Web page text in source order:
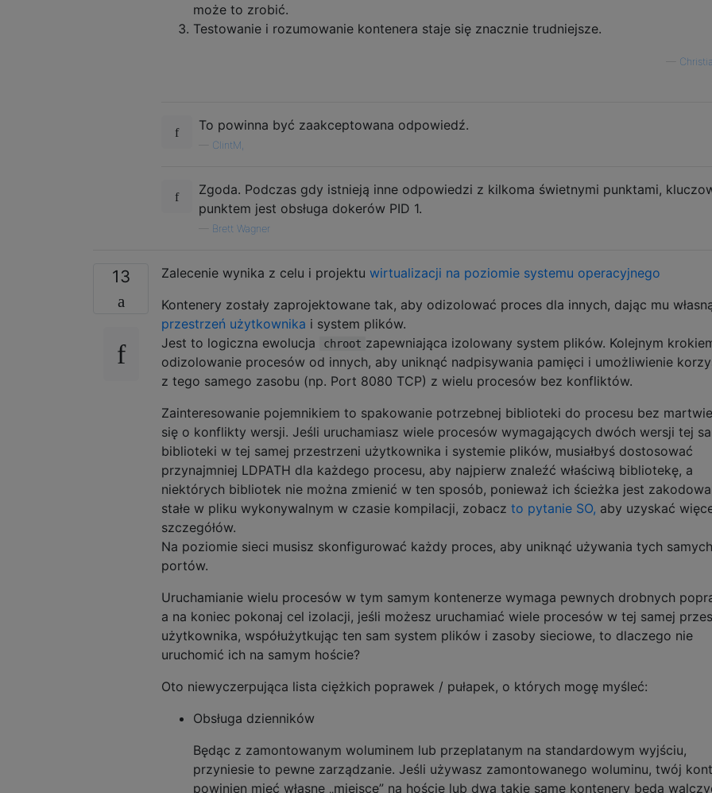
może to zrobić.
Testowanie i rozumowanie kontenera staje się znacznie trudniejsze.
To powinna być zaakceptowana odpowiedź.
ClintM,
Zgoda. Podczas gdy istnieją inne odpowiedzi z kilkoma świetnymi punktami,
punktem jest obsługa dokerów PID 1.
Brett Wagner
13 Zalecenie wynika z celu i projektu wirtualizacji na poziomie systemu operacyjnego
Kontenery zostały zaprojektowane tak, aby odizolować proces dla innych, dając mu
przestrzeń użytkownika i system plików.
Jest to logiczna ewolucja
chroot zapewniająca izolowany system plików. Kolejnym
odizolowanie procesów od innych, aby uniknąć nadpisywania pamięci i umożliwienie
z tego samego zasobu (np. Port 8080 TCP) z wielu procesów bez konfliktów.
Zainteresowanie pojemnikiem to spakowanie potrzebnej biblioteki do procesu bez
się o konflikty wersji. Jeśli uruchamiasz wiele procesów wymagających dwóch wersji tej
biblioteki w tej samej przestrzeni użytkownika i systemie plików, musiałbyś dostosować
przynajmniej LDPATH dla każdego procesu, aby najpierw znaleźć właściwą bibliotekę, a
niektórych bibliotek nie można zmienić w ten sposób, ponieważ ich ścieżka jest
stałe w pliku wykonywalnym w czasie kompilacji, zobacz to pytanie SO, aby uzyskać
szczegółów.
Na poziomie sieci musisz skonfigurować każdy proces, aby uniknąć używania tych samych
portów.
Uruchamianie wielu procesów w tym samym kontenerze wymaga pewnych drobnych
a na koniec pokonaj cel izolacji, jeśli możesz uruchamiać wiele procesów w tej samej
użytkownika, współużytkując ten sam system plików i zasoby sieciowe, to dlaczego nie
uruchomić ich na samym hoście?
Oto niewyczerpująca lista ciężkich poprawek / pułapek, o których mogę myśleć:
Obsługa dzienników
Będąc z zamontowanym woluminem lub przeplatanym na standardowym wyjściu,
przyniesie to pewne zarządzanie. Jeśli używasz zamontowanego woluminu, twój
powinien mieć własne „miejsce” na hoście lub dwa takie same kontenery będą